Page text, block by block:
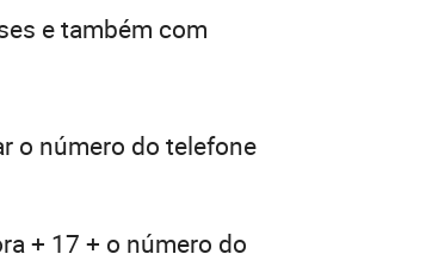
e também com
o número do telefone
+ 17 + o número do